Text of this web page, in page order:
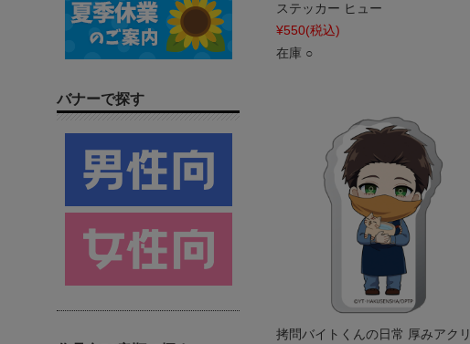
ステッカー ヒュー
¥550(税込)
在庫 ○
拷問バイトくんの日常 厚みアクリ
バナーで探す